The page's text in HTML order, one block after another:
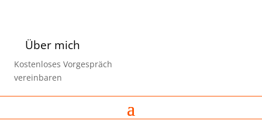
Über mich
Kostenloses Vorgespräch
vereinbaren